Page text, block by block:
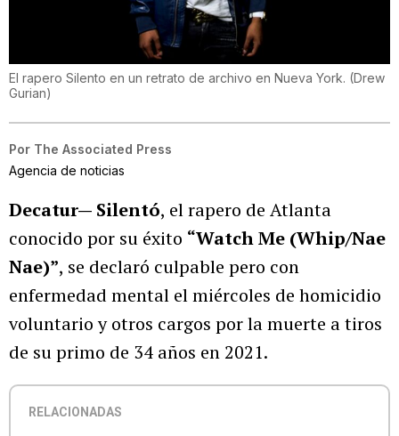
El rapero Silento en un retrato de archivo en Nueva York. (Drew
Gurian)
Por The Associated Press
Agencia de noticias
Decatur— Silentó, el rapero de Atlanta
conocido por su éxito “Watch Me (Whip/Nae
Nae)”, se declaró culpable pero con
enfermedad mental el miércoles de homicidio
voluntario y otros cargos por la muerte a tiros
de su primo de 34 años en 2021.
RELACIONADAS